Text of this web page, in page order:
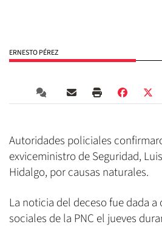
ERNESTO PÉREZ
Autoridades policiales
exviceministro de Seguridad,
Hidalgo, por causas naturales.
La noticia del deceso fue dada
sociales de la PNC el jueves